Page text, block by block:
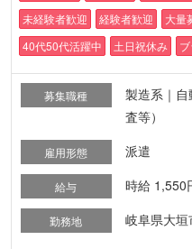
未経験者歓迎
経験者歓迎 大量
40代50代活躍中
土日祝休み
募集職種
製造系｜
査等）
雇用形態 派遣
給与 時給 1,550
勤務地 岐阜県大